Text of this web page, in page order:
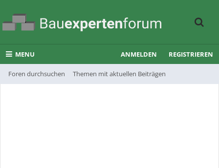
MENU
Foren durchsuchen Themen mit aktuellen Beiträgen
ANMELDEN REGISTRIEREN